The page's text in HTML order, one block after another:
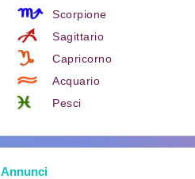
Scorpione
Sagittario
Capricorno
Acquario
Pesci
Annunci